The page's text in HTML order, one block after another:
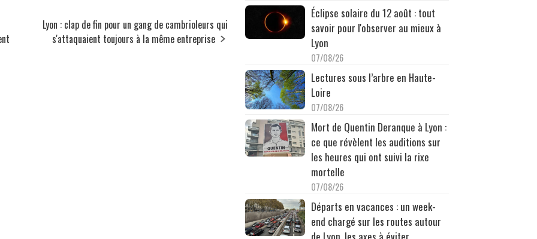
Lyon : clap de fin pour un gang de cambrioleurs qui
s'attaquaient toujours à la même entreprise
Éclipse solaire du 12 août : tout
savoir pour l'observer au mieux à
Lyon
07/08/26
Lectures sous l’arbre en Haute-
Loire
07/08/26
Mort de Quentin Deranque à Lyon :
ce que révèlent les auditions sur
les heures qui ont suivi la rixe
mortelle
07/08/26
Départs en vacances : un week-
end chargé sur les routes autour